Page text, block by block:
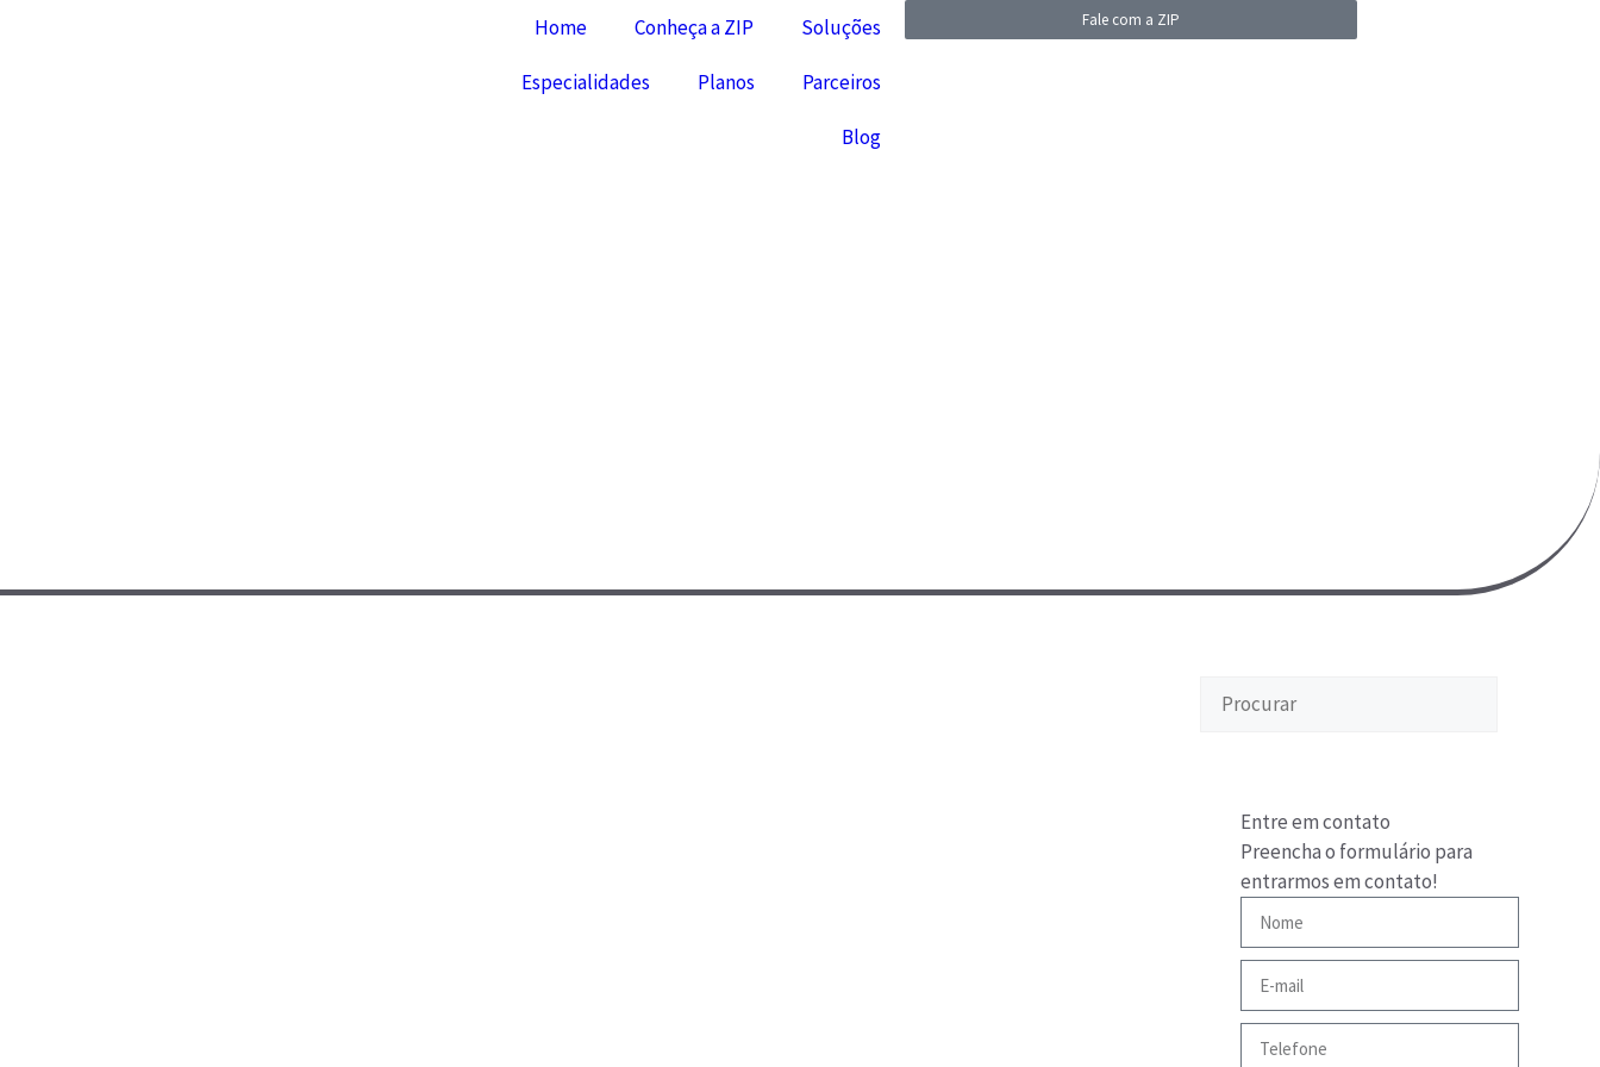
Home Conheça a ZIP Soluções
Especialidades Planos Parceiros
Blog
Fale com a ZIP
Entre em contato
Preencha o formulário para
entrarmos em contato!